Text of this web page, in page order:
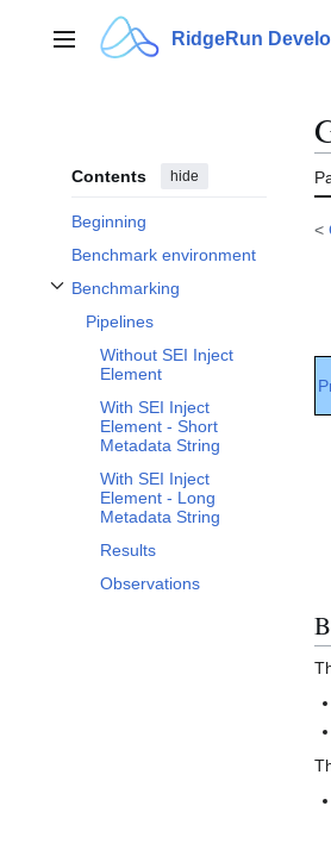
contentMain menu RidgeRun
Contents hide
Beginning
Benchmark environment
Benchmarking
Toggle Benchmarking subsection
Pipelines
Without SEI Inject
Element
With SEI Inject
Element - Short
Metadata String
With SEI Inject
Element - Long
Metadata String
Results
Observations
<